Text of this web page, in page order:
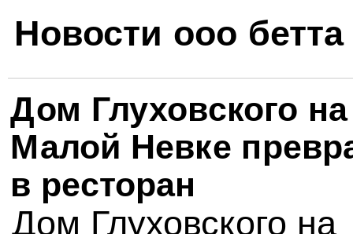
Новости ооо бетта
Дом Глуховского на
Малой Невке
в ресторан
Дом Глуховского на